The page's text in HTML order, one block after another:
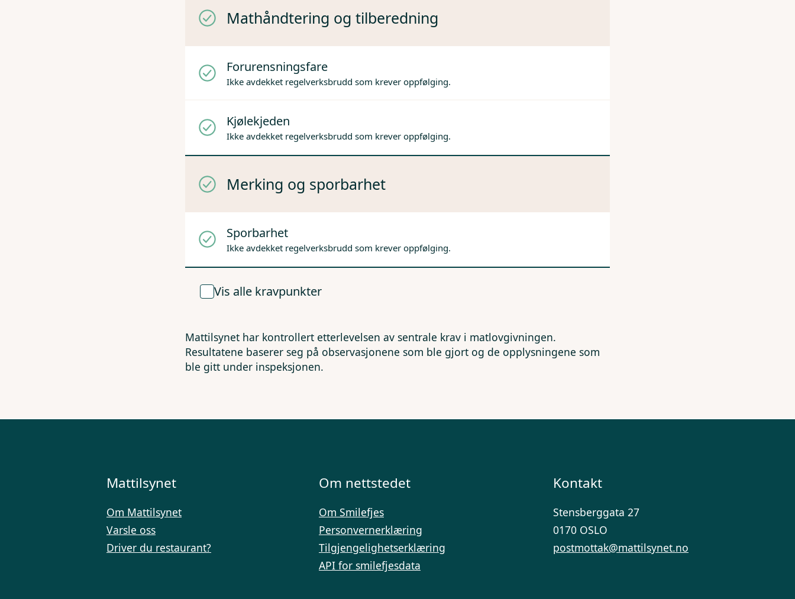
Mathåndtering og tilberedning
Forurensningsfare
Ikke avdekket regelverksbrudd som krever oppfølging.
Kjølekjeden
Ikke avdekket regelverksbrudd som krever oppfølging.
Merking og sporbarhet
Sporbarhet
Ikke avdekket regelverksbrudd som krever oppfølging.
Vis alle kravpunkter
Mattilsynet har kontrollert etterlevelsen av sentrale krav i matlovgivningen.
Resultatene baserer seg på observasjonene som ble gjort og de opplysningene som
ble gitt under inspeksjonen.
Mattilsynet
Om Mattilsynet
Varsle oss
Driver du restaurant?
Om nettstedet
Om Smilefjes
Personvernerklæring
Tilgjengelighetserklæring
API for smilefjesdata
Kontakt
Stensberggata 27
0170 OSLO
postmottak@mattilsynet.no